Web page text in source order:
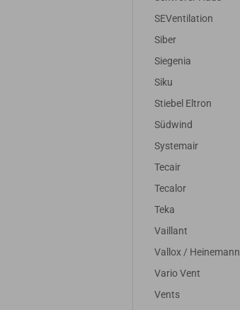
SEVentilation
Siber
Siegenia
Siku
Stiebel Eltron
Südwind
Systemair
Tecair
Tecalor
Teka
Vaillant
Vallox / Heinemann
Vario Vent
Vents